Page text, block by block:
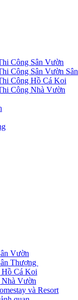
Công Sân Vườn
Công Sân Vườn
Công Hồ Cá Koi
Công Nhà Vườn
Vườn
Thượng
Cá Koi
Vườn
và Resort